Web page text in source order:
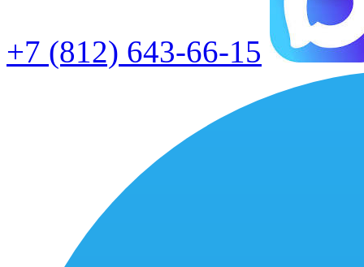
+7 (812) 643-66-15